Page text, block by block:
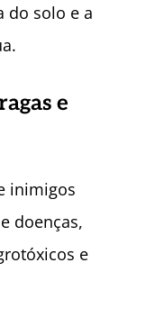
do solo e a
e
inimigos
doenças,
e